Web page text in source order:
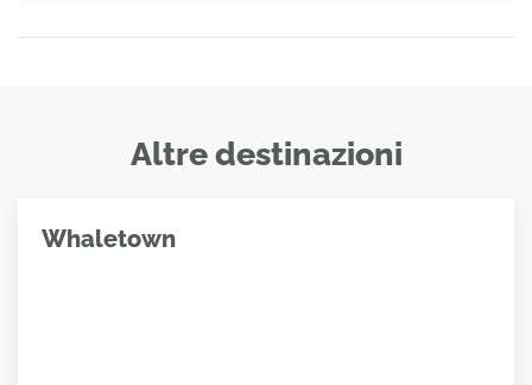
Altre destinazioni
Whaletown